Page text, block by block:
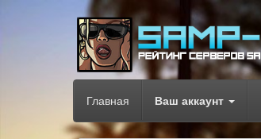
Главная Ваш аккаунт